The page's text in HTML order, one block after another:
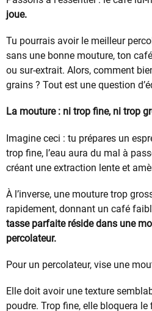
joue.
Tu pourrais avoir le meilleur
sans une bonne mouture, ton
ou sur-extrait. Alors, comment
grains ? Tout est une question
La mouture : ni trop fine, ni trop
Imagine ceci : tu prépares un
trop fine, l’eau aura du mal à
créant une extraction lente et
À l’inverse, une mouture trop
rapidement, donnant un café
tasse parfaite réside dans une
percolateur.
Pour un percolateur, vise une
Elle doit avoir une texture
poudre. Trop fine, elle bloquera le